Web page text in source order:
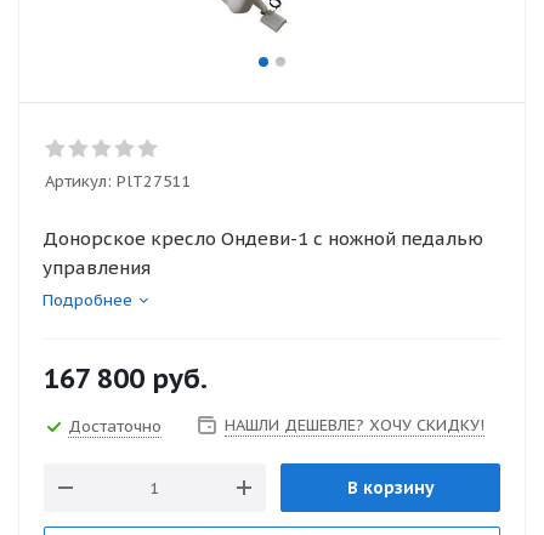
Артикул: PlT27511
Донорское кресло Ондеви-1 с ножной педалью
управления
Подробнее
167 800 руб.
Достаточно НАШЛИ ДЕШЕВЛЕ? ХОЧУ СКИДКУ!
В корзину